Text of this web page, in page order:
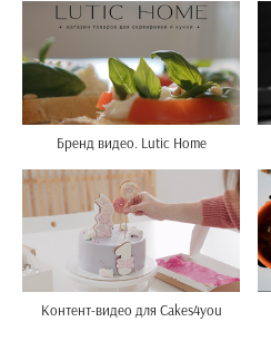
Бренд видео. Lutic Home
Контент-видео для Cakes4you